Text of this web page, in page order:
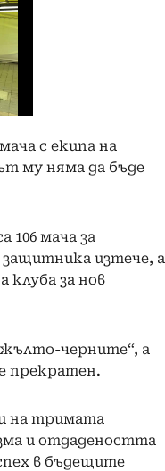
с екипа на
му няма да бъде
106 мача за
изтече, а
клуба за нов
черните“, а
прекратен.
на тримата
и отдадеността
в бъдещите